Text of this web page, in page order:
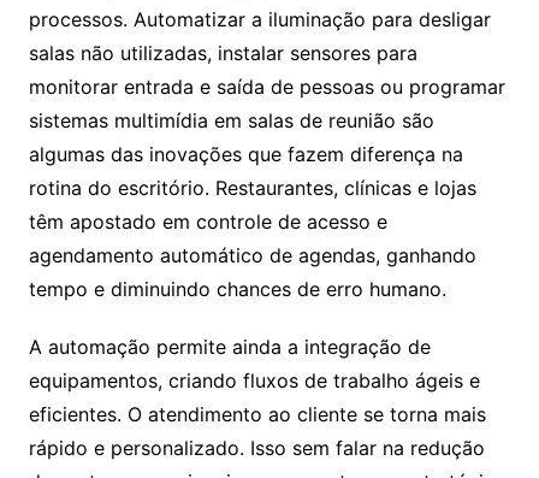
processos. Automatizar a iluminação para desligar
salas não utilizadas, instalar sensores para
monitorar entrada e saída de pessoas ou programar
sistemas multimídia em salas de reunião são
algumas das inovações que fazem diferença na
rotina do escritório. Restaurantes, clínicas e lojas
têm apostado em controle de acesso e
agendamento automático de agendas, ganhando
tempo e diminuindo chances de erro humano.
A automação permite ainda a integração de
equipamentos, criando fluxos de trabalho ágeis e
eficientes. O atendimento ao cliente se torna mais
rápido e personalizado. Isso sem falar na redução